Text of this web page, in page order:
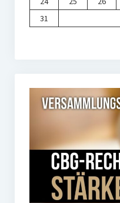
31